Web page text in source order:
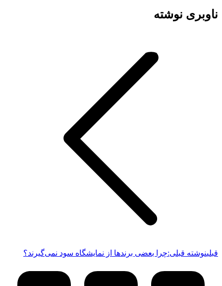
ناوبری نوشته
قبلینوشته قبلی:چرا بعضی برندها از نمایشگاه سود نمی‌گیرند؟